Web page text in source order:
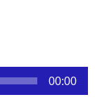
00:00